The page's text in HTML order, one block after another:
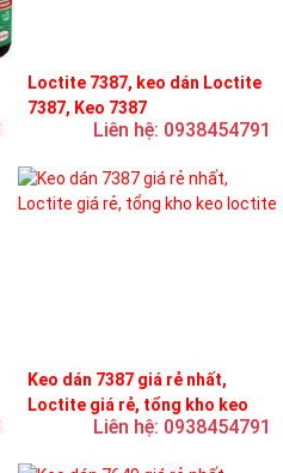
Loctite 7387, keo dán Loctite
7387, Keo 7387
Liên hệ: 0938454791
Keo dán 7387 giá rẻ nhất,
Loctite giá rẻ, tổng kho keo
Liên hệ: 0938454791